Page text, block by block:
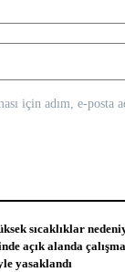
için adım, e-posta
sıcaklıklar
açık alanda
yasaklandı